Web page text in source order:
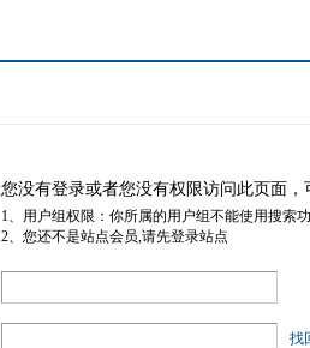
您没有登录或者您没有权限访问此页面
1、用户组权限：你所属的用户组不能使用搜索
2、您还不是站点会员,请先登录站点
找